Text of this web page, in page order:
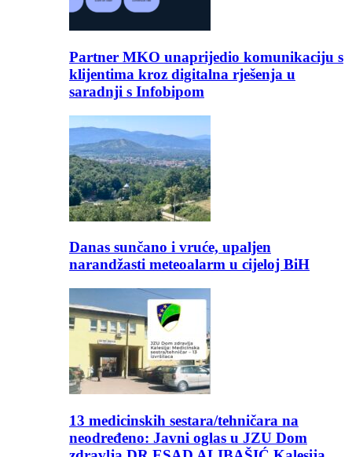
Partner MKO unaprijedio komunikaciju s
klijentima kroz digitalna rješenja u
saradnji s Infobipom
Danas sunčano i vruće, upaljen
narandžasti meteoalarm u cijeloj BiH
13 medicinskih sestara/tehničara na
neodređeno: Javni oglas u JZU Dom